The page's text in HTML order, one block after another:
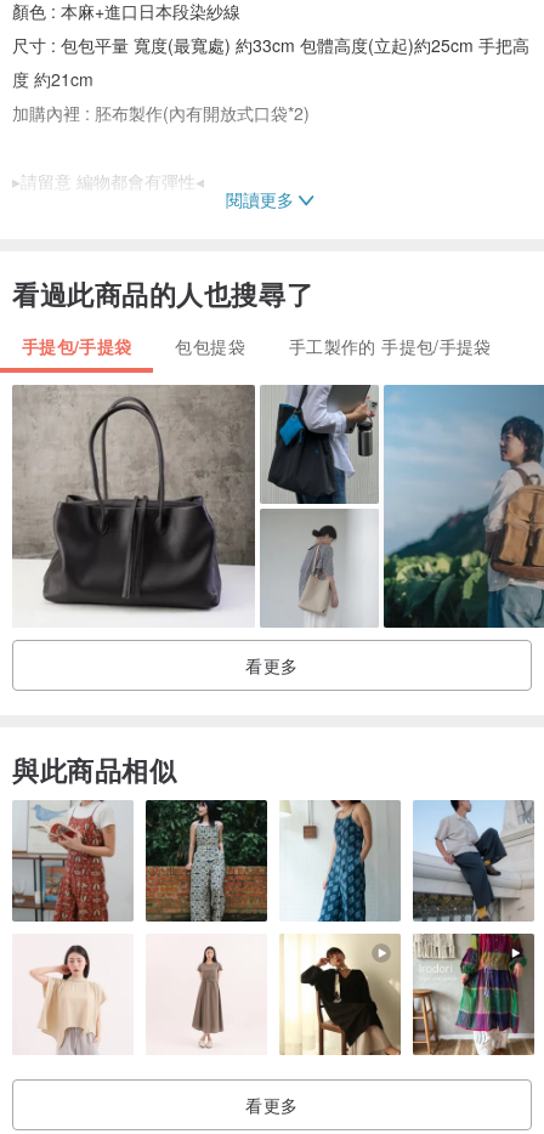
顏色 : 本麻+進口日本段染紗線
尺寸 : 包包平量 寬度(最寬處) 約33cm 包體高度(立起)約25cm 手把高
度 約21cm
加購內裡 : 胚布製作(內有開放式口袋*2)
▸請留意 編物都會有彈性◂
防髒底板特寫
▎設計師的小備註
❖ 手工製作的商品們不像機器編織
❖ 段染花色的作品會因特殊的染法
❖ 色差問題【很重要】
由於每台螢幕色階顯示不同/室內室外拍照亮度不同
請下單前再三思量 由於每件作品都是用心編織
❖對不起無對於色差/尺寸 問題的退貨服務
❖ 一起響應環保
出貨的時候 會盡量減少商品包裝
閱讀更多
看過此商品的人也搜尋了
手提包/手提袋 包包提袋 手工製作的 手提包/手提袋
看更多
與此商品相似
看更多